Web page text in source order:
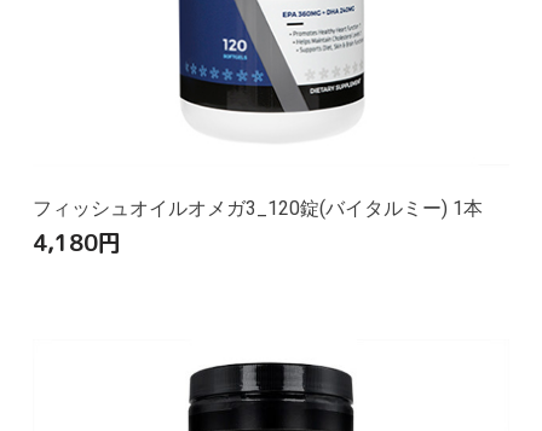
フィッシュオイルオメガ3_120錠(バイタルミー) 1本
4,180円